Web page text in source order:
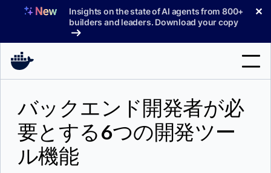
へ
Insights on the state of AI agents from 800+
builders and leaders. Download your copy
✕
製品
サポート
索
バックエンド開発者が必
要とする6つの開発ツー
ル機能